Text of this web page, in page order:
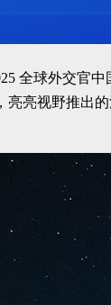
全球外交官
亮视野推出